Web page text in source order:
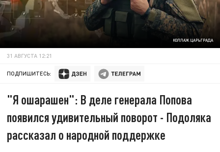
КОЛЛАЖ ЦАРЬГРАДА
31 АВГУСТА 12:21
ПОДПИШИТЕСЬ:
"Я ошарашен": В деле генерала Попова
появился удивительный поворот - Подоляка
рассказал о народной поддержке